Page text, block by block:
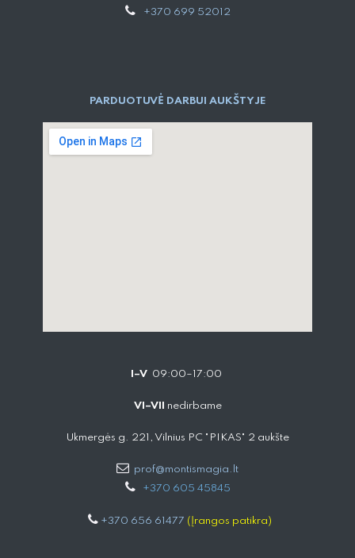
+370 699 52012
PARDUOTUVĖ DARBUI AUKŠTYJE
I–V 09:00–17:00
VI–VII nedirbame
Ukmergės g. 221, Vilnius PC "PIKAS" 2 aukšte
prof@montismagia.lt
+370 605 4584​5
+370 656 61477 (Įrangos patikra)